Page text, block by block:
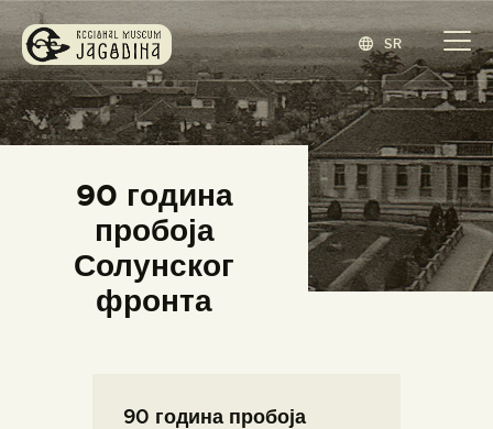
SR
90 година
пробоја
Солунског
фронта
ЗАВИЧАЈНИ МУЗЕЈ ЈАГОДИНА
www.jagodina.museum
ЗБИРКЕ
ИЗЛОЖБЕ
ДОГАЂАЈИ
ИЗДАВАШТВО
ENGLISH( ЕНГЛЕСКИ
90 година пробоја